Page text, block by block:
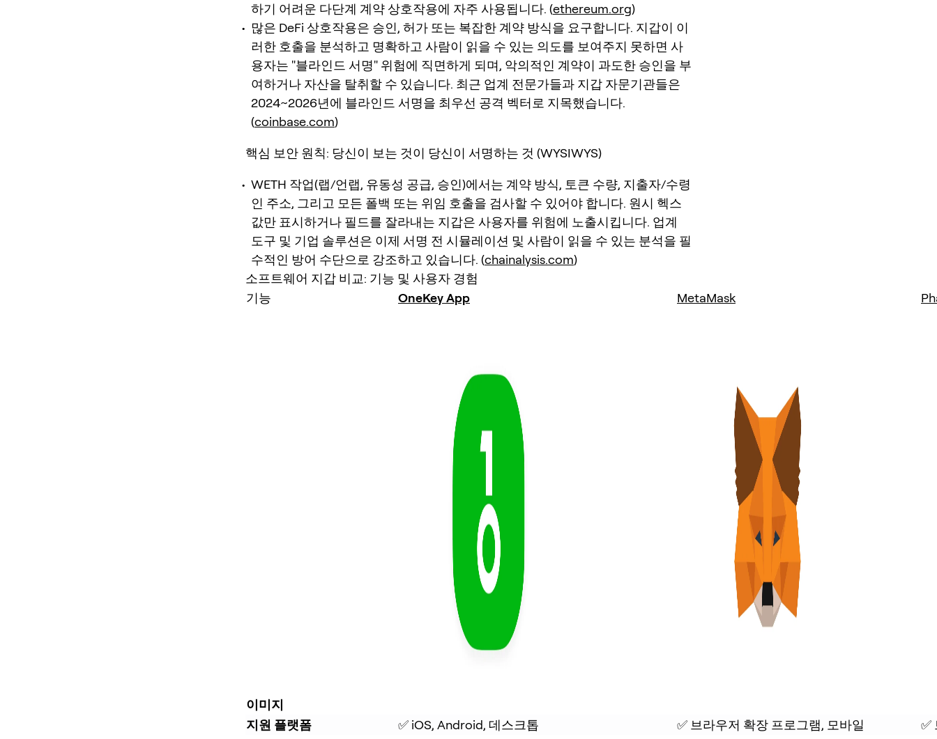
하기 어려운 다단계 계약 상호작용에 자주 사용됩니다. (ethereum.org)
많은 DeFi 상호작용은 승인, 허가 또는 복잡한 계약 방식을 요구합니다. 지갑이 이
러한 호출을 분석하고 명확하고 사람이 읽을 수 있는 의도를 보여주지 못하면 사
용자는 "블라인드 서명" 위험에 직면하게 되며, 악의적인 계약이 과도한 승인을 부
여하거나 자산을 탈취할 수 있습니다. 최근 업계 전문가들과 지갑 자문기관들은
2024~2026년에 블라인드 서명을 최우선 공격 벡터로 지목했습니다.
(coinbase.com)
핵심 보안 원칙: 당신이 보는 것이 당신이 서명하는 것 (WYSIWYS)
WETH 작업(랩/언랩, 유동성 공급, 승인)에서는 계약 방식, 토큰 수량, 지출자/수령
인 주소, 그리고 모든 폴백 또는 위임 호출을 검사할 수 있어야 합니다. 원시 헥스
값만 표시하거나 필드를 잘라내는 지갑은 사용자를 위험에 노출시킵니다. 업계
도구 및 기업 솔루션은 이제 서명 전 시뮬레이션 및 사람이 읽을 수 있는 분석을 필
수적인 방어 수단으로 강조하고 있습니다. (chainalysis.com)
소프트웨어 지갑 비교: 기능 및 사용자 경험
기능
OneKey App MetaMask
이미지
지원 플랫폼
✅ iOS, Android, 데스크톱 ✅ 브라우저 확장 프로그램, 모바일
✅